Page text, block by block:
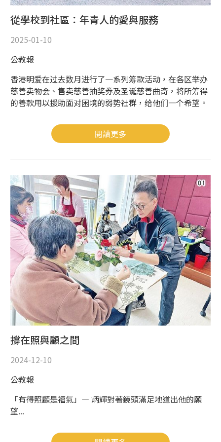
從學校到社區：年青人的愛與服務
2025-01-10
公教報
香港明爱在过去数月进行了一系列筹款活动，在各区举办
慈善卖物会、售卖慈善抽奖券及圣诞慈善曲奇，将所筹得
的善款用以援助面对困境的弱势社群，给他们一个希望。
閱讀更多
撐在照與顧之間
2024-12-10
公教報
「有得照顧是福氣」— 炳輝對著鏡頭滿足地道出他的願
望...